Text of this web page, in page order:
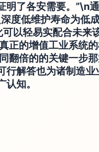
明了各安需要。”\n
度低维护寿命为低
以轻易实配合未来
正的增值工业系统
翻倍的的关键一步
解答也为诸制造业
知。